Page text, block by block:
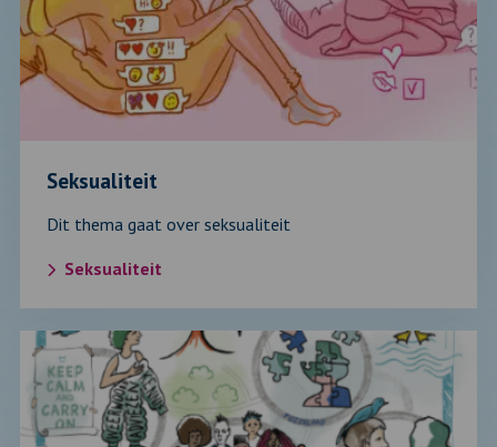
Seksualiteit
Dit thema gaat over seksualiteit
Seksualiteit
Lees
verder
over:
Acceptatie